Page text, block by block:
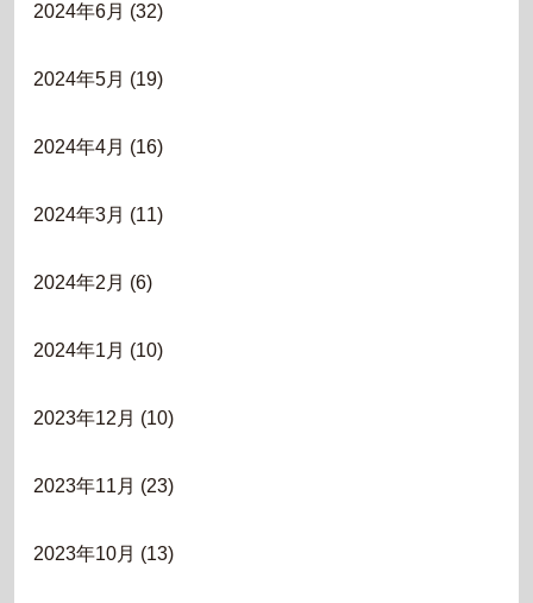
2024年6月 (32)
2024年5月 (19)
2024年4月 (16)
2024年3月 (11)
2024年2月 (6)
2024年1月 (10)
2023年12月 (10)
2023年11月 (23)
2023年10月 (13)